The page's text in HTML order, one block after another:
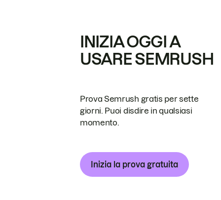
INIZIA OGGI A
USARE SEMRUSH
Prova Semrush gratis per sette
giorni. Puoi disdire in qualsiasi
momento.
Inizia la prova gratuita